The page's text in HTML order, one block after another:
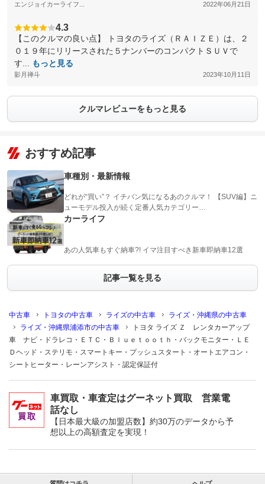
エンジョイカーライフ... 2022年06月21日
4.3
【このクルマの良い点】 トヨタのライズ（ＲＡＩＺＥ）は、２
０１９年にリリースされた５ナンバーのコンパクトＳＵＶで
す...
もっと見る
影月禅斗 2023年10月11日
クルマレビューをもっと見る
おすすめ記事
車種別・最新情報
どれが“買い”？ イチバン気になるあのクルマ！ 【SUV編】ニ
ューモデル投入が続く定番人気カテゴリー…
カーライフ
あの人気車もすぐ納車?! イマ注目すべき新車即納車12選
記事一覧を見る
中古車 トヨタの中古車 ライズの中古車
ライズ・沖縄県の中古車
ライズ・沖縄県浦添市の中古車
トヨタ ライズ Ｚ レンタカーアップ
車 ナビ・ドラレコ・ＥＴＣ・Ｂｌｕｅｔｏｏｔｈ・バックモニター・ＬＥ
Ｄヘッド・ステリモ・スマートキー・プッシュスタート・オートエアコン・
シートヒーター・レーンアシスト・認定保証付
車買取・車査定はグーネット買取 営業電
話なし
【日本最大級の加盟店数】約30万のデータから予
想以上の高額査定を実現！